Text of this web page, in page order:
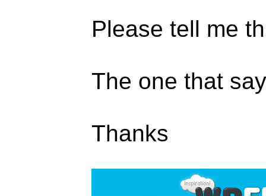
Please tell me
The one that
Thanks